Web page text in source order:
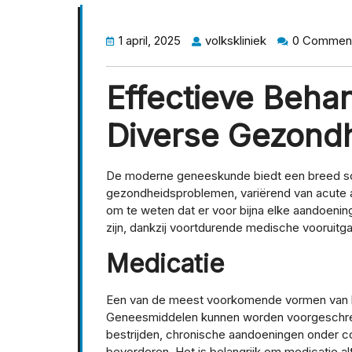
1 april, 2025 volkskliniek 0
Effectieve
Diverse
De moderne geneeskunde biedt een breed
gezondheidsproblemen, variërend van
om te weten dat er voor bijna elke
zijn, dankzij voortdurende medische
Medicatie
Een van de meest voorkomende vormen
Geneesmiddelen kunnen worden
bestrijden, chronische aandoeningen onder